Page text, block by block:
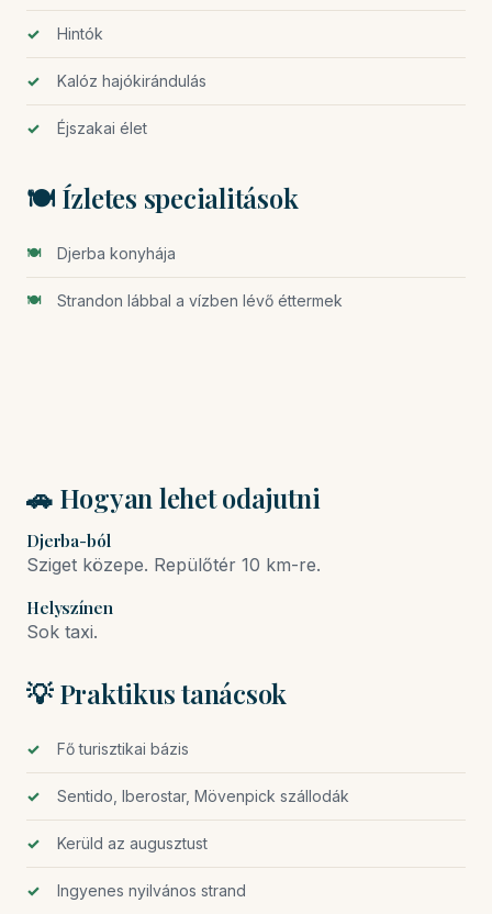
Hintók
Kalóz hajókirándulás
Éjszakai élet
🍽️ Ízletes specialitások
Djerba konyhája
Strandon lábbal a vízben lévő éttermek
🚗 Hogyan lehet odajutni
Djerba-ból
Sziget közepe. Repülőtér 10 km-re.
Helyszínen
Sok taxi.
💡 Praktikus tanácsok
Fő turisztikai bázis
Sentido, Iberostar, Mövenpick szállodák
Kerüld az augusztust
Ingyenes nyilvános strand